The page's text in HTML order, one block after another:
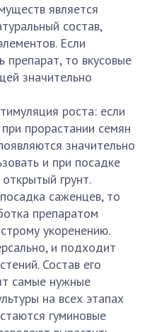
является
состав,
Если
препарат, то вкусовые
значительно
роста: если
прорастании семян
значительно
и при посадке
грунт.
саженцев, то
препаратом
укоренению.
и подходит
Состав его
самые нужные
на всех этапах
гуминовые